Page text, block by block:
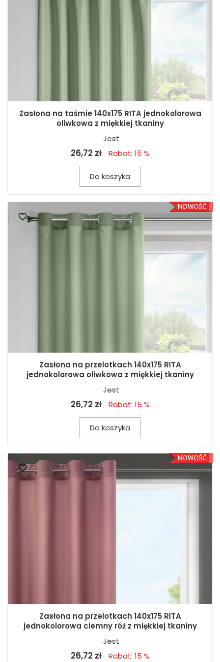
Zasłona na taśmie 140x175 RITA jednokolorowa
oliwkowa z miękkiej tkaniny
Jest
26,72 zł Rabat: 15 %
Do koszyka
Zasłona na przelotkach 140x175 RITA
jednokolorowa oliwkowa z miękkiej tkaniny
Jest
26,72 zł Rabat: 15 %
Do koszyka
Zasłona na przelotkach 140x175 RITA
jednokolorowa ciemny róż z miękkiej tkaniny
Jest
26,72 zł Rabat: 15 %